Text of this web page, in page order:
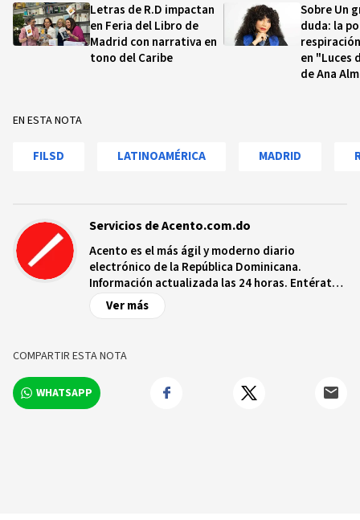
Letras de R.D impactan
en Feria del Libro de
Madrid con narrativa en
tono del Caribe
Sobre Un
duda: la
en "Luces
de Ana
EN ESTA NOTA
FILSD LATINOAMÉRICA MADRID
Servicios de Acento.com.do
Acento es el más ágil y moderno diario
electrónico de la República Dominicana.
Información actualizada las 24 horas. Entérate
de las noticias y sucesos más importantes a
nivel nacional e internacional, videos y fotos
Ver más
COMPARTIR ESTA NOTA
WHATSAPP